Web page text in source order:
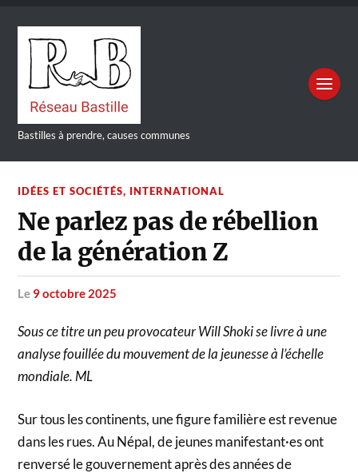
Bastilles à prendre, causes communes
IDÉES ET SOCIÉTÉS, INTERNATIONAL
Ne parlez pas de rébellion
de la génération Z
le 9 octobre 2025
Sous ce titre un peu provocateur Will Shoki se livre à une
analyse fouillée du mouvement de la jeunesse à l’échelle
mondiale. ML
Sur tous les continents, une figure familière est revenue
dans les rues. Au Népal, de jeunes manifestant·es ont
renversé le gouvernement après des années de